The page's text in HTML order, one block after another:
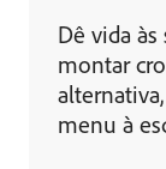
Dê vida
montar
menu à